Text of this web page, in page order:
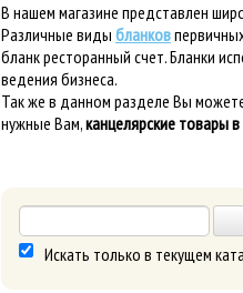
В нашем магазине представлен
Различные виды бланков
бланк ресторанный счет. Бланки
ведения бизнеса.
Так же в данном разделе Вы
нужные Вам,канцелярские товары
Искать только в текущем